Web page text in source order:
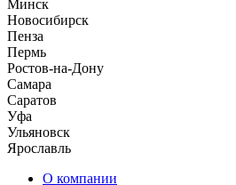
Минск
Новосибирск
Пенза
Пермь
Ростов-на-Дону
Самара
Саратов
Уфа
Ульяновск
Ярославль
О компании